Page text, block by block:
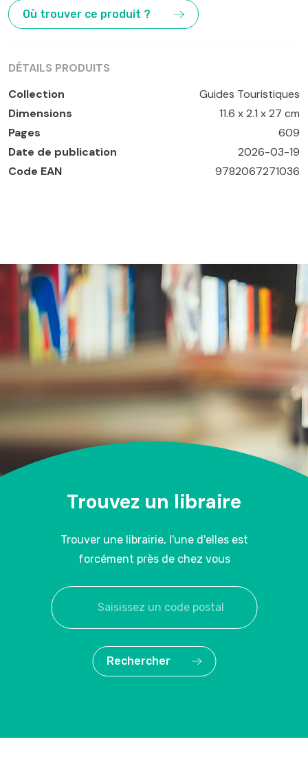
Livourne
Ombrie, Pérouse,
Sienne,Toscane,Urbino
Où trouver ce produit ?
DÉTAILS PRODUITS
Collection
Guides Touristiques
Dimensions
11.6 x 2.1 x 27 cm
Pages
609
Date de publication
2026-03-19
Code EAN
9782067271036
Trouvez un libraire
Trouver une librairie, l'une d'elles est
forcément près de chez vous
Rechercher